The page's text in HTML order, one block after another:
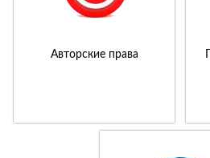
Авторские права